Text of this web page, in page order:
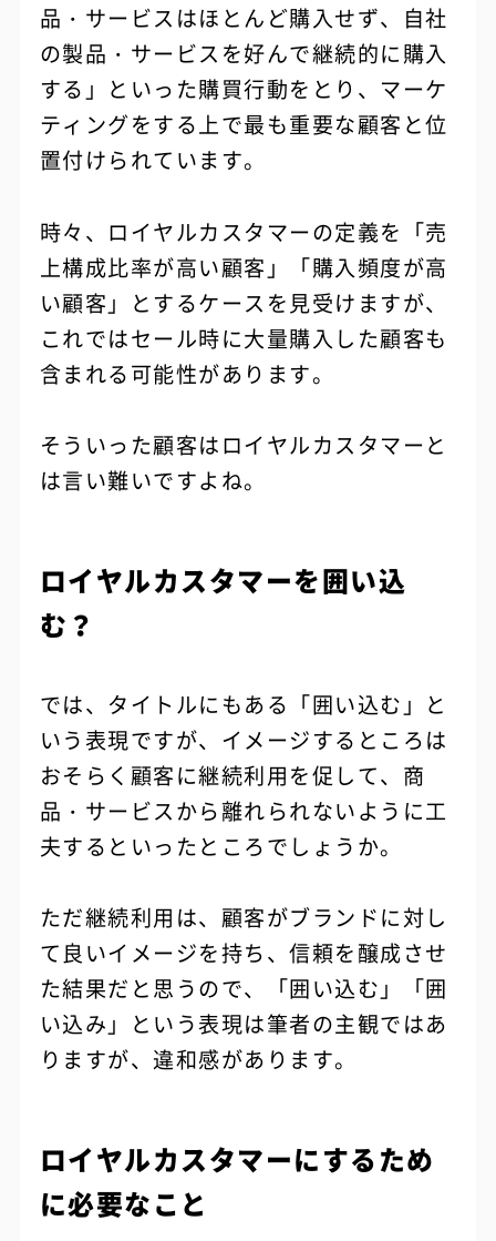
品・サービスはほとんど購入せず、自社
の製品・サービスを好んで継続的に購入
する」といった購買行動をとり、マーケ
ティングをする上で最も重要な顧客と位
置付けられています。
時々、ロイヤルカスタマーの定義を「売
上構成比率が高い顧客」「購入頻度が高
い顧客」とするケースを見受けますが、
これではセール時に大量購入した顧客も
含まれる可能性があります。
そういった顧客はロイヤルカスタマーと
は言い難いですよね。
ロイヤルカスタマーを囲い込
む？
では、タイトルにもある「囲い込む」と
いう表現ですが、イメージするところは
おそらく顧客に継続利用を促して、商
品・サービスから離れられないように工
夫するといったところでしょうか。
ただ継続利用は、顧客がブランドに対し
て良いイメージを持ち、信頼を醸成させ
た結果だと思うので、「囲い込む」「囲
い込み」という表現は筆者の主観ではあ
りますが、違和感があります。
ロイヤルカスタマーにするため
に必要なこと